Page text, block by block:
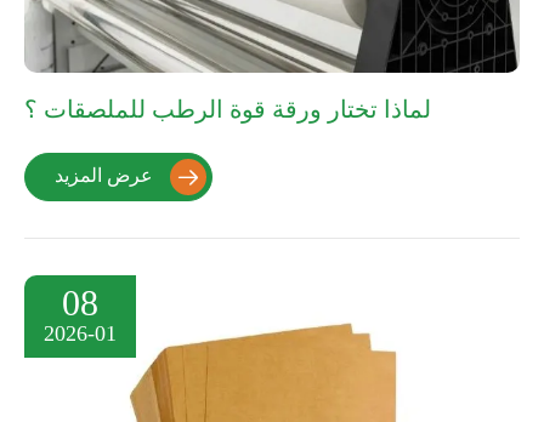
لماذا تختار ورقة قوة الرطب للملصقات ؟

08
2026-01